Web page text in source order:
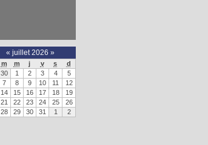
« juillet 2026 »
m m j v s
d
30 1 2 3 4
5
7 8 9 10 11
12
14 15 16 17 18
19
21 22 23 24 25
26
28 29 30 31 1 2